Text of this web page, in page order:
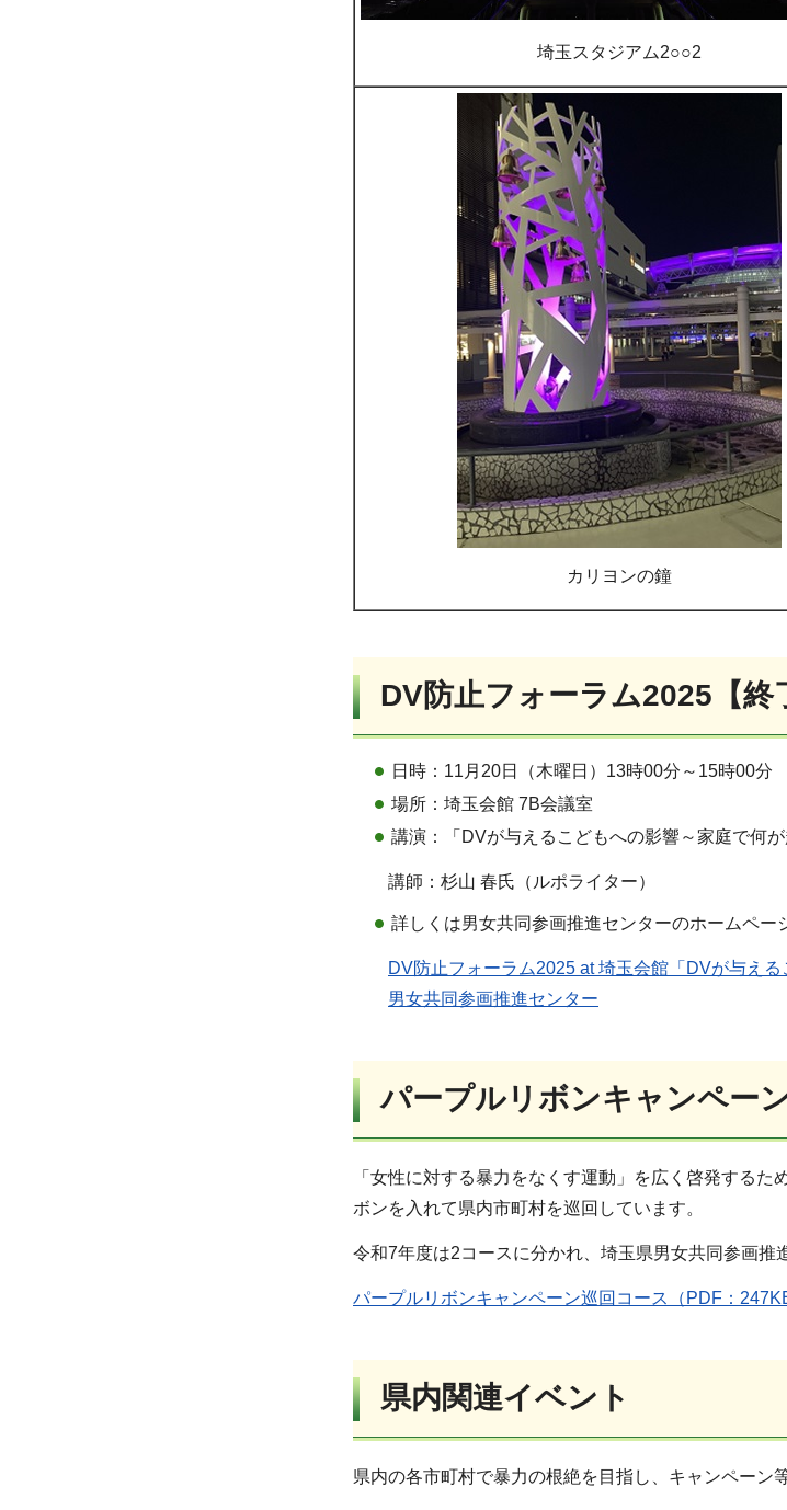
埼玉スタジアム2○○2
カリヨンの鐘
DV防止フォーラム2025【終
日時：11月20日（木曜日）13時00分～15時00分
場所：埼玉会館 7B会議室
講演：「DVが与えるこどもへの影響～家庭で何が
講師：杉山 春氏（ルポライター）
詳しくは男女共同参画推進センターのホームペー
DV防止フォーラム2025 at 埼玉会館「DVが与え
男女共同参画推進センター
パープルリボンキャンペー
「女性に対する暴力をなくす運動」を広く啓発する
ボンを入れて県内市町村を巡回しています。
令和7年度は2コースに分かれ、埼玉県男女共同参画推
パープルリボンキャンペーン巡回コース（PDF：
県内関連イベント
県内の各市町村で暴力の根絶を目指し、キャンペーン